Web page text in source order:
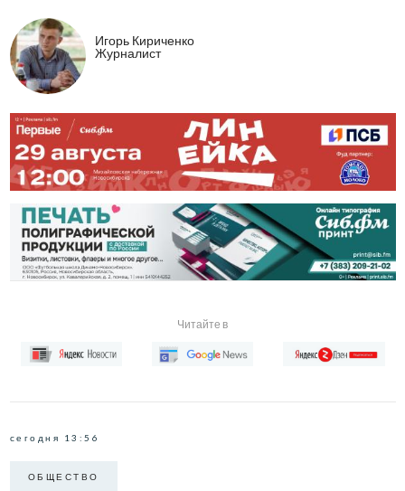
Игорь Кириченко
Журналист
Читайте в
сегодня 13:56
ОБЩЕСТВО